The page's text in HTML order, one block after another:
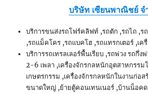
บริษัท เซียนพาณิชย์ จ
บริการขนส่งรถโฟร์คลิฟท์ ,รถตัก ,รถไถ ,ร
,รถแม็คโคร ,รถแบคโฮ ,รถแทรกเตอร์ ,เค
บริการรถเทรลเลอร์พื้นเรียบ ,รถพ่วง รถกึ่ง
2-6 เพลา ,เครื่องจักรกลหนักอุตสาหกรรมโ
เกษตรกรรม ,เครื่องจักรกลหนักในงานก่อส
ขนาดใหญ่ ,ย้ายตู้คอนเทนเนอร์ ,บ้านน็อค